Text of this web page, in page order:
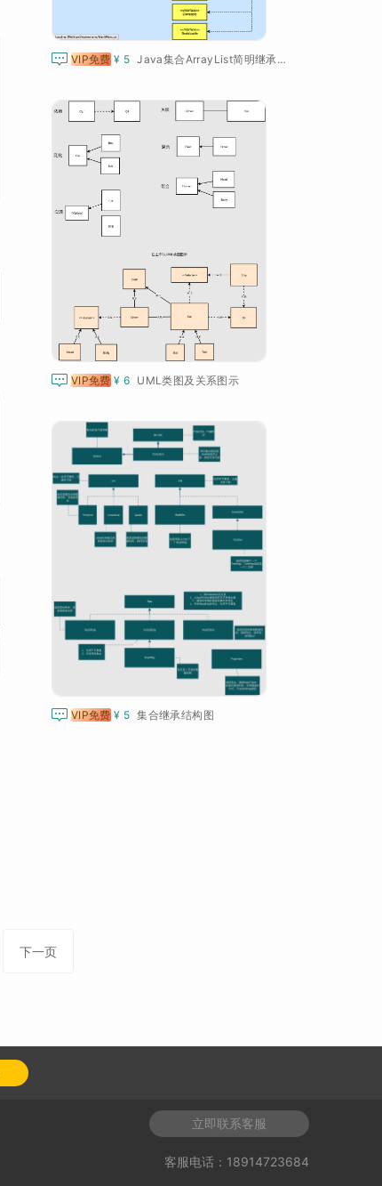
 VIP免费 ¥ 5 Java集合ArrayList简明继承关系-UML类图
 VIP免费 ¥ 6 UML类图及关系图示
 VIP免费 ¥ 5 集合继承结构图
下一页
立即联系客服
客服电话：18914723684